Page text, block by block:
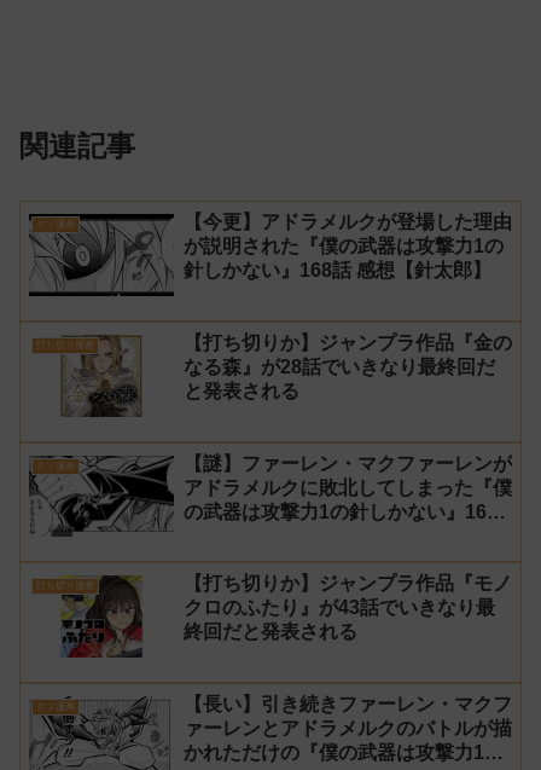
関連記事
クソ漫画
【今更】アドラメルクが登場した理由
が説明された『僕の武器は攻撃力1の
針しかない』168話 感想【針太郎】
打ち切り漫画
【打ち切りか】ジャンプラ作品『金の
なる森』が28話でいきなり最終回だ
と発表される
クソ漫画
【謎】ファーレン・マクファーレンが
アドラメルクに敗北してしまった『僕
の武器は攻撃力1の針しかない』167
打ち切り漫画
【打ち切りか】ジャンプラ作品『モノ
クロのふたり』が43話でいきなり最
終回だと発表される
クソ漫画
【長い】引き続きファーレン・マクフ
ァーレンとアドラメルクのバトルが描
かれただけの『僕の武器は攻撃力1の